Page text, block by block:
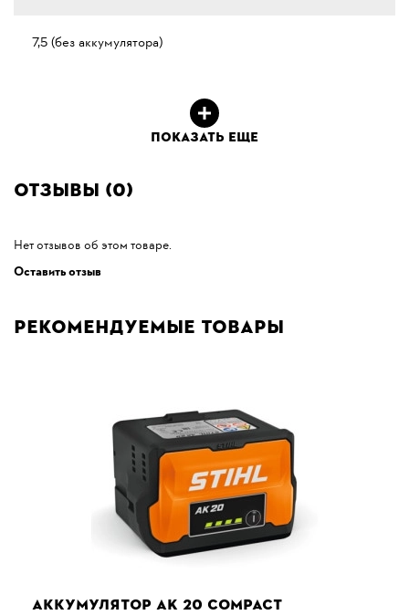
7,5 (без аккумулятора)
ПОКАЗАТЬ ЕЩЕ
Отзывы (0)
Нет отзывов об этом товаре.
Оставить отзыв
Рекомендуемые товары
АККУМУЛЯТОР AK 20 COMPACT